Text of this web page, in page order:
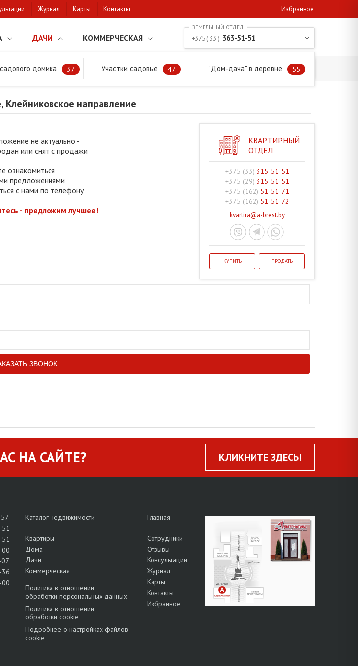
Журнал Карты Контакты Избранное
ДАЧИ КОММЕРЧЕСКАЯ
домика 37 Участки садовые 47 "Дом-дача" в деревне 55
+375 ( 33 ) 363-51-51
районе, Клейниковское направление
направление
не актуально -
или снят с продажи
ознакомиться
предложениями
с нами по телефону
- предложим лучшее!
КВАРТИРНЫЙ
ОТДЕЛ
+375 (33) 315-51-51
+375 (29) 315-51-51
+375 (162) 51-51-71
+375 (162) 51-51-72
kvartira@a-brest.by
КУПИТЬ ПРОДАТЬ
НА САЙТЕ? КЛИКНИТЕ ЗДЕСЬ!
51
51
00
36
00
Каталог недвижимости
Квартиры
Дома
Дачи
Коммерческая
Политика в отношении
обработки персональных данных
Политика в отношении
обработки cookie
Подробнее о настройках файлов
cookie
Главная
Сотрудники
Отзывы
Консультации
Журнал
Карты
Контакты
Избранное